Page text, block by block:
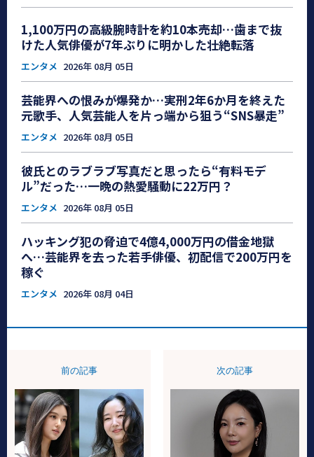
1,100万円の高級腕時計を約10本売却…歯まで抜
けた人気俳優が7年ぶりに明かした壮絶転落
エンタメ 2026年 08月 05日
芸能界への恨みが爆発か…実刑2年6か月を終えた
元歌手、人気芸能人を片っ端から狙う“SNS暴走”
エンタメ 2026年 08月 05日
彼氏とのラブラブ写真だと思ったら“有料モデ
ル”だった…一晩の熱愛騒動に22万円？
エンタメ 2026年 08月 05日
ハッキング犯の脅迫で4億4,000万円の借金地獄
へ…芸能界を去った若手俳優、初配信で200万円を
稼ぐ
エンタメ 2026年 08月 04日
前の記事 次の記事